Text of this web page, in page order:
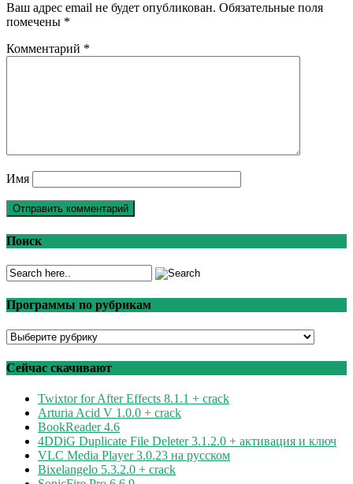
Ваш адрес email не будет опубликован. Обязательные поля
помечены *
Комментарий *
Имя
Поиск
Программы по рубрикам
Программы
рубрикам
Сейчас скачивают
Twixtor for After Effects 8.1.1 + crack
Arturia Acid V 1.0.0 + crack
BookReader 4.6
4DDiG Duplicate File Deleter 3.1.2.0 + активация и ключ
VLC Media Player 3.0.23 на русском
Bixelangelo 5.3.2.0 + crack